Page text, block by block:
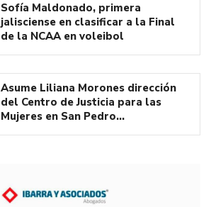
Sofía Maldonado, primera
jalisciense en clasificar a la Final
de la NCAA en voleibol
Asume Liliana Morones dirección
del Centro de Justicia para las
Mujeres en San Pedro…